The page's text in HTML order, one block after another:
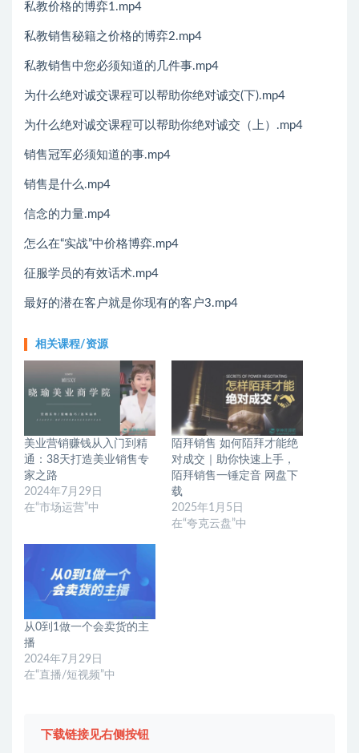
私教价格的博弈1.mp4
私教销售秘籍之价格的博弈2.mp4
私教销售中您必须知道的几件事.mp4
为什么绝对诚交课程可以帮助你绝对诚交(下).mp4
为什么绝对诚交课程可以帮助你绝对诚交（上）.mp4
销售冠军必须知道的事.mp4
销售是什么.mp4
信念的力量.mp4
怎么在“实战”中价格博弈.mp4
征服学员的有效话术.mp4
最好的潜在客户就是你现有的客户3.mp4
相关课程/资源
美业营销赚钱从入门到精
通：38天打造美业销售专
家之路
2024年7月29日
在“市场运营”中
陌拜销售 如何陌拜才能绝
对成交｜助你快速上手，
陌拜销售一锤定音 网盘下
载
2025年1月5日
在“夸克云盘”中
从0到1做一个会卖货的主
播
2024年7月29日
在“直播/短视频”中
下载链接见右侧按钮